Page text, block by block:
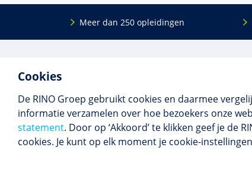
Cookies
De RINO Groep gebruikt cookies en daarmee
informatie verzamelen over hoe bezoekers onze
statement. Door op ‘Akkoord’ te klikken geef je de
cookies. Je kunt op elk moment je cookie-
Meer dan 250 opleidingen
voor mensen die werken met mensen met
een psychische kwets­baar­heid. Samen met
onze top­docenten bieden we innova­tieve
opleidingen, cursussen en congres­sen op
maat.
BIG-